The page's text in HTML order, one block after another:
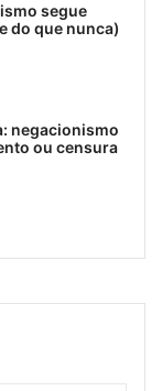
segue
do que nunca)
negacionismo
ou censura